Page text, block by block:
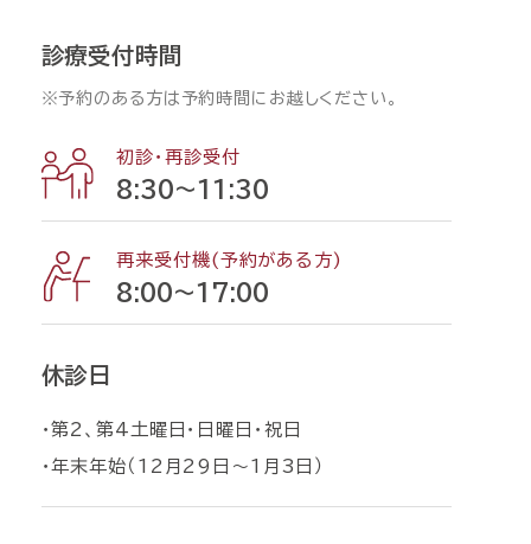
診療受付時間
※予約のある方は予約時間にお越しください。
初診・再診受付
8:30〜11:30
再来受付機(予約がある方)
8:00〜17:00
休診日
・第2、第4土曜日・日曜日・祝日
・年末年始（12月29日〜1月3日）